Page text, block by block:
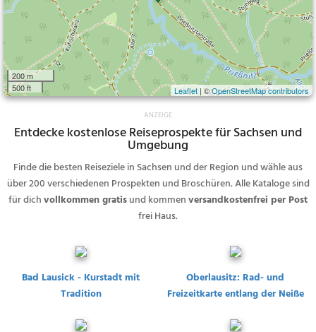
200 m
500 ft
Leaflet | ©OpenStreetMap contributors
Entdecke kostenlose Reiseprospekte für Sachsen und
Umgebung
Finde die besten Reiseziele in Sachsen und der Region und wähle aus
über 200 verschiedenen Prospekten und Broschüren. Alle Kataloge sind
für dichvollkommen gratisund kommenversandkostenfrei per Post
frei Haus.
Bad Lausick - Kurstadt mit
Tradition
Oberlausitz: Rad- und
Freizeitkarte entlang der Neiße